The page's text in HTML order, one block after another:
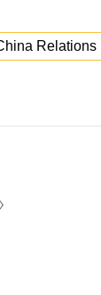
Relations